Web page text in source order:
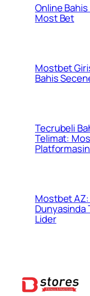
Online
Most Bet
Mostbet
Bahis
Tecrubeli
Telimat:
Mostbet
Dunyasinda
Lider